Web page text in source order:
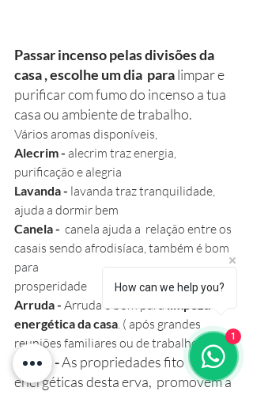
Passar incenso pelas divisões da
casa , escolhe um dia  para limpar e
purificar com fumo do incenso a tua
casa ou ambiente de trabalho.
Vários aromas disponíveis,
Alecrim - alecrim traz energia,
purificação e alegria
Lavanda - lavanda traz tranquilidade,
ajuda a dormir bem
Canela - canela ajuda a  relação entre os
casais sendo afrodisíaca, também é bom
para
prosperidade
Arruda - Arruda é bom para
energética da casa. ( após grandes
reuniões familiares ou de trabalho )
Sálvia - As propriedades fito
energéticas desta erva,  promovem a
How can we help you?
1